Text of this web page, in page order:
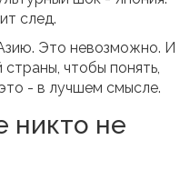
след.
Это невозможно. И
чтобы понять,
- в лучшем смысле.
никто не